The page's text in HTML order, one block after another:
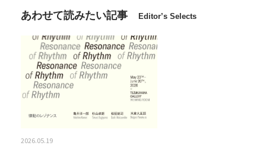
あわせて読みたい記事 Editor’s Selects
2026.05.19